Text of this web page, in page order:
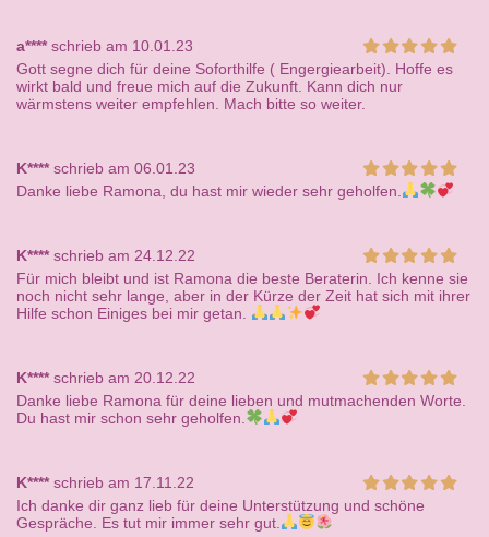
a****schrieb am 10.01.23
Gott segne dich für deine Soforthilfe ( Engergiearbeit). Hoffe es
wirkt bald und freue mich auf die Zukunft. Kann dich nur
wärmstens weiter empfehlen. Mach bitte so weiter.
K****schrieb am 06.01.23
Danke liebe Ramona, du hast mir wieder sehr geholfen.
K****schrieb am 24.12.22
Für mich bleibt und ist Ramona die beste Beraterin. Ich kenne sie
noch nicht sehr lange, aber in der Kürze der Zeit hat sich mit ihrer
Hilfe schon Einiges bei mir getan.
K****schrieb am 20.12.22
Danke liebe Ramona für deine lieben und mutmachenden Worte.
Du hast mir schon sehr geholfen.
K****schrieb am 17.11.22
Ich danke dir ganz lieb für deine Unterstützung und schöne
Gespräche. Es tut mir immer sehr gut.